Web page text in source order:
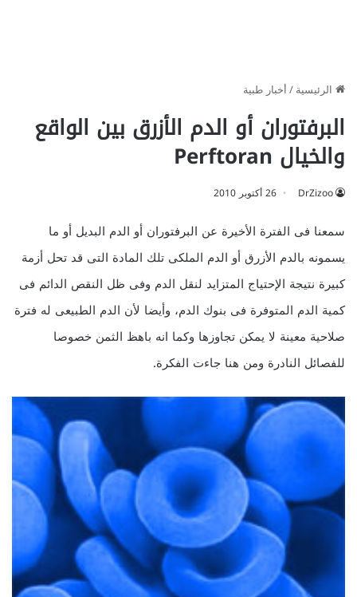
الرئيسية/أخبار طبية
البرفتوران أو الدم الأزرق بين الواقع
والخيال Perftoran
DrZizoo 26 أكتوبر 2010
سمعنا فى الفترة الأخيرة عن البرفتوران أو الدم البديل أو ما
يسمونه بالدم الأزرق أو الدم الملكى تلك المادة التى قد تحل أزمة
كبيرة نتيجة الإحتياج المتزايد لنقل الدم وفى ظل النقص الدائم فى
كمية الدم المتوفرة فى بنوك الدم، وأيضا لأن الدم الطبيعى له فترة
صلاحية معينة لا يمكن تجاوزها وكما انه باهظ الثمن خصوصا
للفصائل النادرة ومن هنا جاءت الفكرة.